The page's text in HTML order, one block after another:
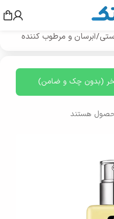
/آبرسان و مرطوب کننده
هستند